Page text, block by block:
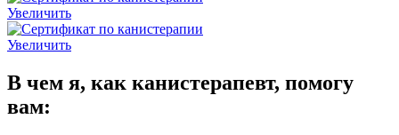
Увеличить
Увеличить
В чем я, как канистерапевт, помогу
вам: